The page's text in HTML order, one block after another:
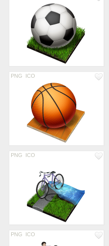
PNG ICO
PNG ICO
PNG ICO